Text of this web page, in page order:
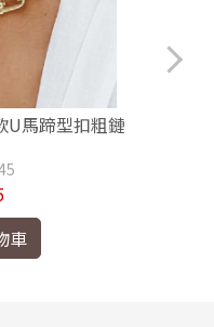
U馬蹄型扣粗鏈
車